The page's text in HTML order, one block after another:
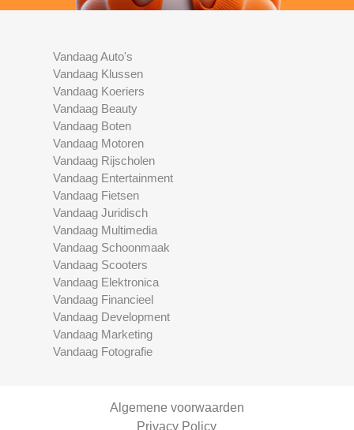
Vandaag Auto's
Vandaag Klussen
Vandaag Koeriers
Vandaag Beauty
Vandaag Boten
Vandaag Motoren
Vandaag Rijscholen
Vandaag Entertainment
Vandaag Fietsen
Vandaag Juridisch
Vandaag Multimedia
Vandaag Schoonmaak
Vandaag Scooters
Vandaag Elektronica
Vandaag Financieel
Vandaag Development
Vandaag Marketing
Vandaag Fotografie
Algemene voorwaarden
Privacy Policy